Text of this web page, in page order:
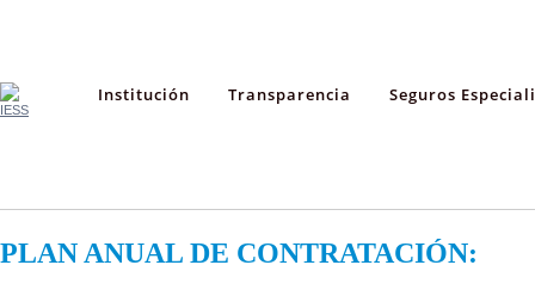
Institución Transparencia Seguros
PLAN ANUAL DE CONTRATACIÓN: